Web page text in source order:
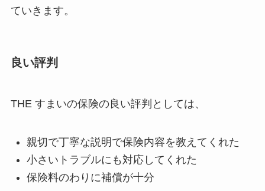
ていきます。
良い評判
THE すまいの保険の良い評判としては、
親切で丁寧な説明で保険内容を教えてくれた
小さいトラブルにも対応してくれた
保険料のわりに補償が十分